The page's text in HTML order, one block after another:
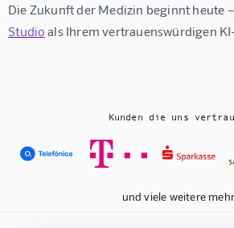
Die Zukunft der Medizin beginnt heute
Studio als Ihrem vertrauenswürdigen
Kunden die uns
und viele weitere